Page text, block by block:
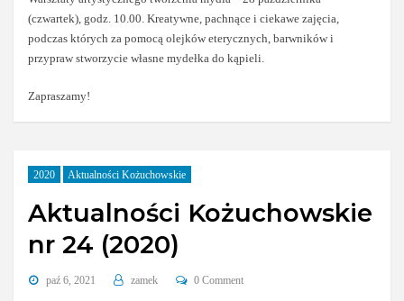
(czwartek), godz. 10.00. Kreatywne, pachnące i ciekawe zajęcia,
podczas których za pomocą olejków eterycznych, barwników i
przypraw stworzycie własne mydełka do kąpieli.
Zapraszamy!
2020 Aktualności Kożuchowskie
Aktualności Kożuchowskie
nr 24 (2020)
paź 6, 2021 zamek 0 Comment